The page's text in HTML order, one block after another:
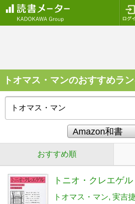
トオマス・マンのおすすめラ
おすすめ順
トニオ・クレエゲル
トオマス・マン 実吉